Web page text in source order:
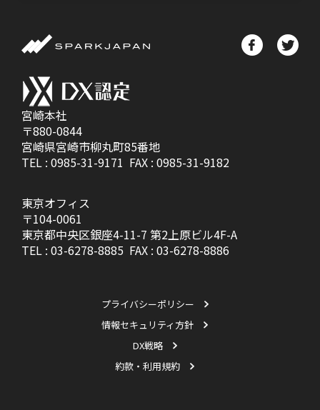
宮崎本社
〒880-0844
宮崎県宮崎市柳丸町85番地
TEL : 0985-31-9171 FAX : 0985-31-9182
東京オフィス
〒104-0061
東京都中央区銀座4-11-7 第2上原ビル4F-A
TEL : 03-6278-8885 FAX : 03-6278-8886
プライバシーポリシー
情報セキュリティ方針
DX戦略
約款・利用規約